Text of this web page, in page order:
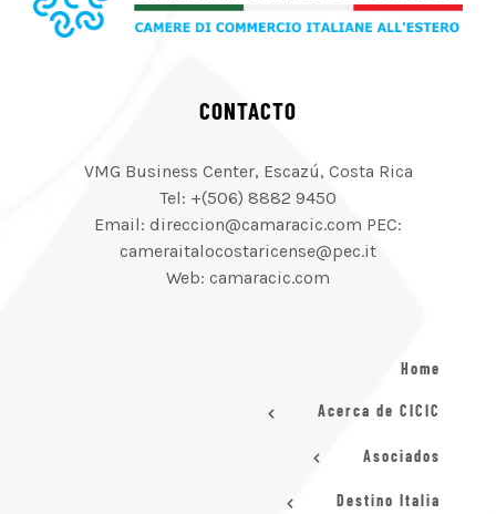
CONTACTO
VMG Business Center, Escazú, Costa Rica
Tel: +(506) 8882 9450
Email: direccion@camaracic.com PEC:
cameraitalocostaricense@pec.it
Web: camaracic.com
Home
Acerca de CICIC
Asociados
Destino Italia